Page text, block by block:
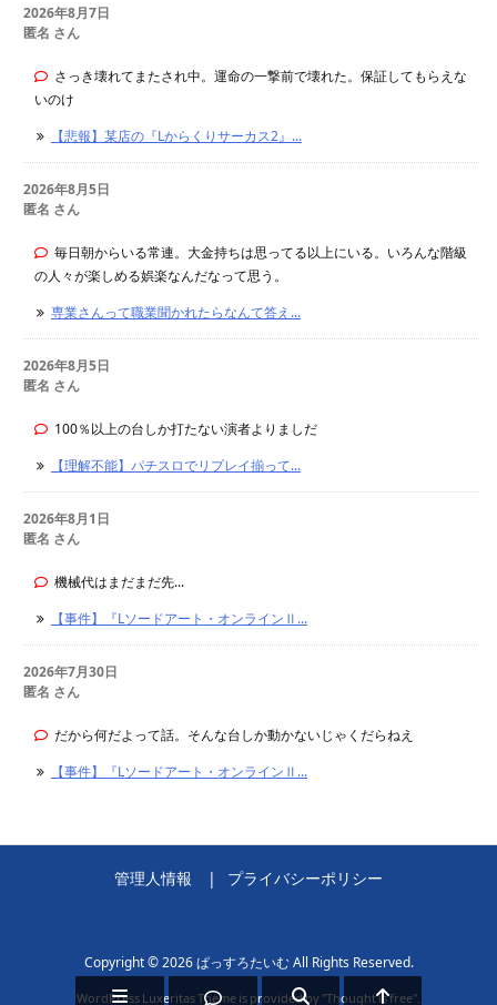
2026年8月7日
匿名 さん
さっき壊れてまたされ中。運命の一撃前で壊れた。保証してもらえな
いのけ
【悲報】某店の『Lからくりサーカス2』...
2026年8月5日
匿名 さん
毎日朝からいる常連。大金持ちは思ってる以上にいる。いろんな階級
の人々が楽しめる娯楽なんだなって思う。
専業さんって職業聞かれたらなんて答え...
2026年8月5日
匿名 さん
100％以上の台しか打たない演者よりましだ
【理解不能】パチスロでリプレイ揃って...
2026年8月1日
匿名 さん
機械代はまだまだ先...
【事件】『Lソードアート・オンラインⅡ...
2026年7月30日
匿名 さん
だから何だよって話。そんな台しか動かないじゃくだらねえ
【事件】『Lソードアート・オンラインⅡ...
管理人情報 プライバシーポリシー
Copyright ©2026 ぱっすろたいむAll Rights Reserved.
WordPress Luxeritas Theme is provided by "Thought is free".